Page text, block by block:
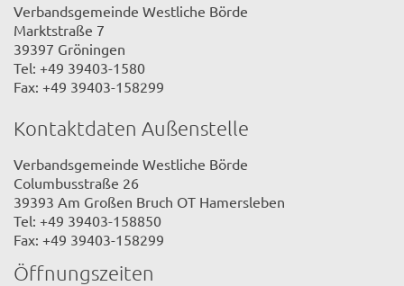
Verbandsgemeinde Westliche Börde
Marktstraße 7
39397 Gröningen
Tel: +49 39403-1580
Fax: +49 39403-158299
Kontaktdaten Außenstelle
Verbandsgemeinde Westliche Börde
Columbusstraße 26
39393 Am Großen Bruch OT Hamersleben
Tel: +49 39403-158850
Fax: +49 39403-158299
Öffnungszeiten